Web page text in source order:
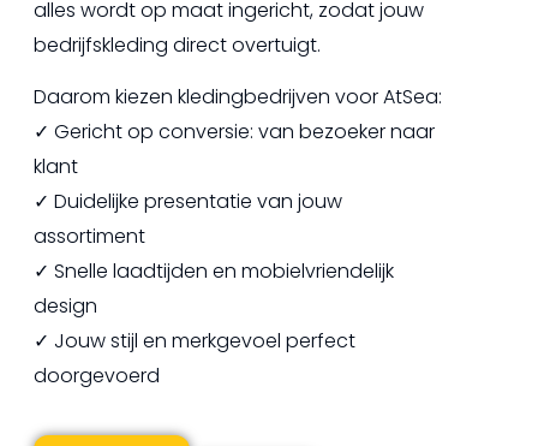
alles wordt op maat ingericht, zodat jouw
bedrijfskleding direct overtuigt.
Daarom kiezen kledingbedrijven voor AtSea:
✓ Gericht op conversie: van bezoeker naar
klant
✓ Duidelijke presentatie van jouw
assortiment
✓ Snelle laadtijden en mobielvriendelijk
design
✓ Jouw stijl en merkgevoel perfect
doorgevoerd